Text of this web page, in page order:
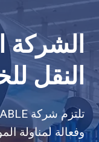
الشركة
النقل
وفعالة لمناولة